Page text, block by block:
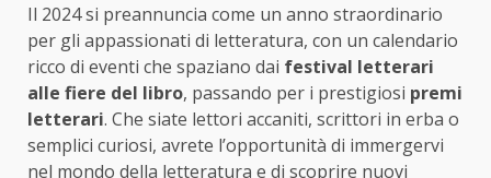
Il 2024 si preannuncia come un anno straordinario
per gli appassionati di letteratura, con un calendario
ricco di eventi che spaziano dai festival letterari
alle fiere del libro, passando per i prestigiosi premi
letterari. Che siate lettori accaniti, scrittori in erba o
semplici curiosi, avrete l’opportunità di immergervi
nel mondo della letteratura e di scoprire nuovi